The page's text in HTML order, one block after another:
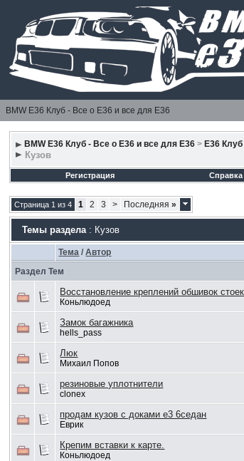
BMW E36 Клуб - Все о Е36 и все для Е36
BMW E36 Клуб - Все о Е36 и все для Е36 > E36 Клуб
Кузов
Регистрация Справка
Страница 1 из 4 1 2 3 > Последняя»
Темы раздела: Кузов
Тема /Автор
Раздел Тем
Восстановление креплений обшивок стоек
Коньлюдоед
Замок багажника
hells_pass
Люк
Михаил Попов
резиновые уплотнители
clonex
продам кузов с доками е3 6седан
Еврик
Крепим вставки к карте.
Коньлюдоед